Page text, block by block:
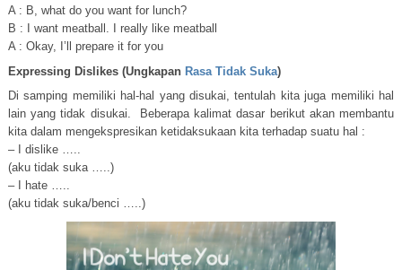
A : B, what do you want for lunch?
B : I want meatball. I really like meatball
A : Okay, I’ll prepare it for you
Expressing Dislikes (Ungkapan Rasa Tidak Suka)
Di samping memiliki hal-hal yang disukai, tentulah kita juga memiliki hal
lain yang tidak disukai. Beberapa kalimat dasar berikut akan membantu
kita dalam mengekspresikan ketidaksukaan kita terhadap suatu hal :
– I dislike …..
(aku tidak suka …..)
– I hate …..
(aku tidak suka/benci …..)